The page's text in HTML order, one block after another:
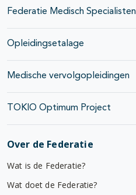
Federatie Medisch Specialisten
Opleidingsetalage
Medische vervolgopleidingen
TOKIO Optimum Project
Over de Federatie
Wat is de Federatie?
Wat doet de Federatie?